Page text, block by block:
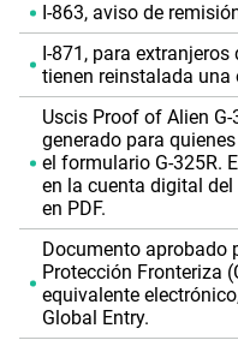
I-863, aviso de
I-871, para
tienen reinstalada una
Uscis Proof of Alien
generado para
el formulario G-325R.
en la cuenta digital
en PDF.
Documento aprobado
Protección Fronteriza
equivalente
Global Entry.